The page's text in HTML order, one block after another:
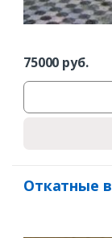
75000 руб.
Откатные